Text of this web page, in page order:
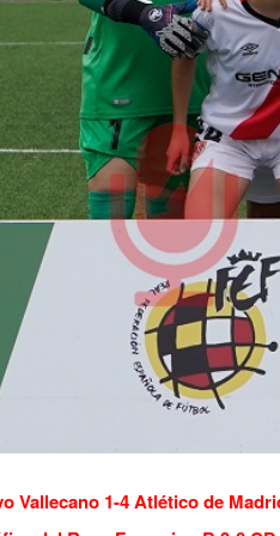
Vallecano 1-4 Atlético de